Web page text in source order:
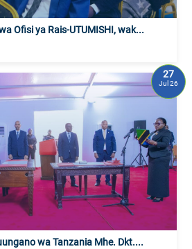
Ofisi ya Rais-UTUMISHI, wak...
wa Tanzania Mhe. Dkt....
27
Jul 26